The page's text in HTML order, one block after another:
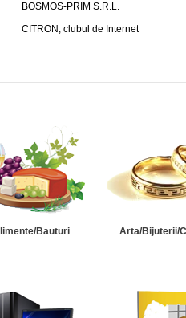
BOSMOS-PRIM S.R.L.
CITRON, clubul de Internet
Bauturi Arta/Bijuterii/